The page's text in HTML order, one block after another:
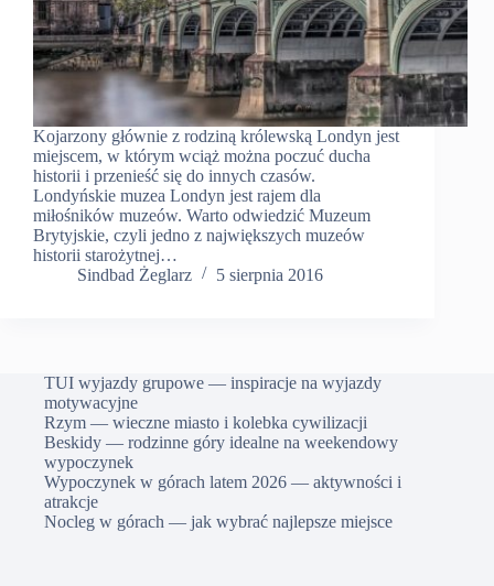
Kojarzony głównie z rodziną królewską Londyn jest
miejscem, w którym wciąż można poczuć ducha
historii i przenieść się do innych czasów.
Londyńskie muzea Londyn jest rajem dla
miłośników muzeów. Warto odwiedzić Muzeum
Brytyjskie, czyli jedno z największych muzeów
historii starożytnej…
Sindbad Żeglarz
5 sierpnia 2016
TUI wyjazdy grupowe — inspiracje na wyjazdy
motywacyjne
Rzym — wieczne miasto i kolebka cywilizacji
Beskidy — rodzinne góry idealne na weekendowy
wypoczynek
Wypoczynek w górach latem 2026 — aktywności i
atrakcje
Nocleg w górach — jak wybrać najlepsze miejsce